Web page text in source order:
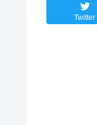
Twitter